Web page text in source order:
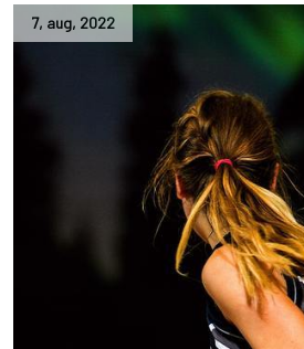
7, aug, 2022